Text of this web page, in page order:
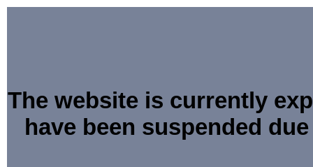
The website is currently
have been suspended